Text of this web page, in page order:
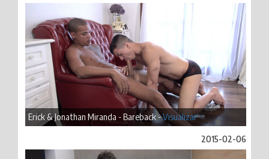
Erick & Jonathan Miranda - Bareback -Visualizar
2015-02-06